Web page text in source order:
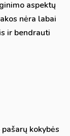
aspektų
nėra labai
ir bendrauti
kokybės